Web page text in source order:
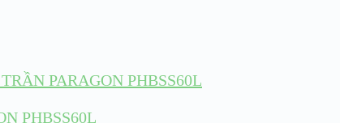
PARAGON PHBSS60L
PHBSS60L